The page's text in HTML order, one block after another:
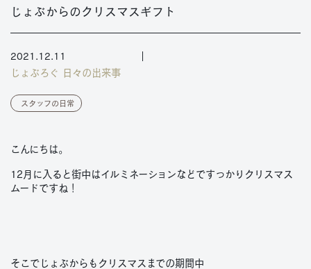
じょぶからのクリスマスギフト
2021.12.11
じょぶろぐ 日々の出来事
スタッフの日常
こんにちは。
12月に入ると街中はイルミネーションなどですっかりクリスマス
ムードですね！
そこでじょぶからもクリスマスまでの期間中